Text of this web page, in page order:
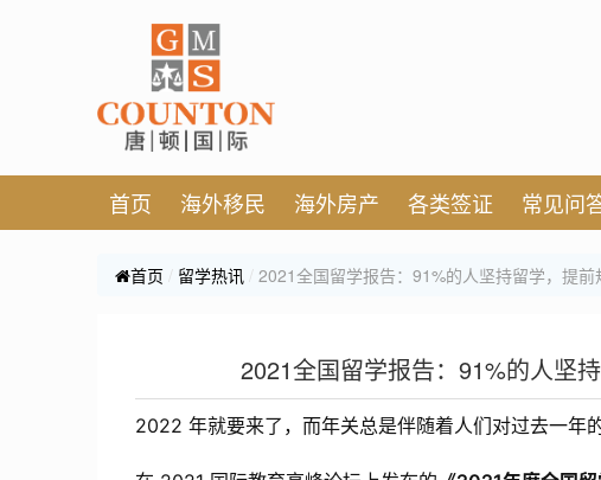
首页 海外移民 海外房产 各类签证 常见问
首页 留学热讯 2021全国留学报告：91%的人坚持留学，提前
2021全国留学报告：91%的人坚
2022 年就要来了，而年关总是伴随着人们对过去一年